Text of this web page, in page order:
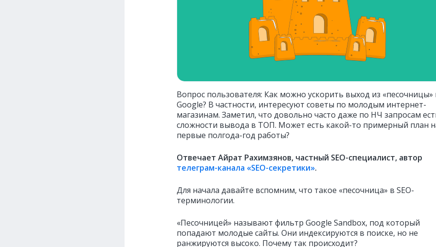
Вопрос пользователя: Как можно ускорить выход из «песочницы»
Google? В частности, интересуют советы по молодым интернет-
магазинам. Заметил, что довольно часто даже по НЧ запросам
сложности вывода в ТОП. Может есть какой-то примерный план
первые полгода-год работы?
Отвечает Айрат Рахимзянов, частный SEO-специалист, автор
телеграм-канала «SEO-секретики».
Для начала давайте вспомним, что такое «песочница» в SEO-
терминологии.
«Песочницей» называют фильтр Google Sandbox, под который
попадают молодые сайты. Они индексируются в поиске, но не
ранжируются высоко. Почему так происходит?